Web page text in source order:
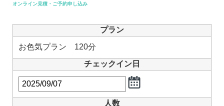
オンライン見積・ご予約申し込み
プラン
お色気プラン 120分
チェックイン日
人数